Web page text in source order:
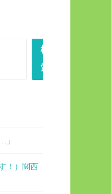
検
索
」
！）関西